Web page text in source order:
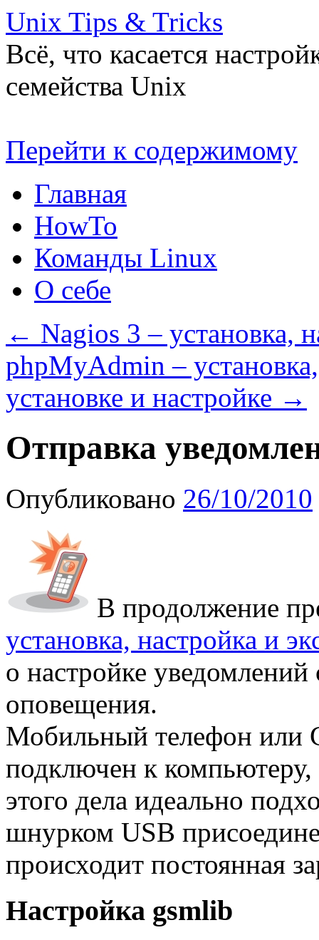
Unix Tips & Tricks
Всё, что касается
семейства Unix
Перейти к содержимому
Главная
HowTo
Команды Linux
О себе
← Nagios 3 – установка,
phpMyAdmin –
установке и настройке →
Отправка
Опубликовано 26/10/2010
В продолжение
установка, настройка и
о настройке
оповещения.
Мобильный телефон или
подключен к компьютеру,
этого дела идеально
шнурком USB
происходит постоянная
Настройка gsmlib